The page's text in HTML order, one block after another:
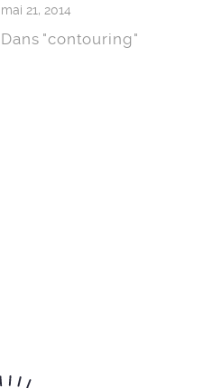
mai 21, 2014
Dans "contouring"